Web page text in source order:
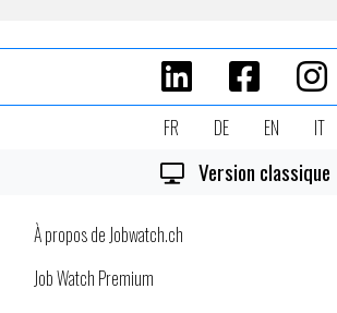
FR DE EN IT
Version classique
À propos de Jobwatch.ch
Job Watch Premium